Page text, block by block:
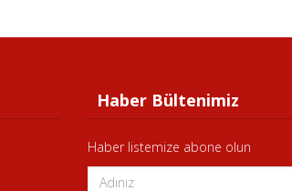
Haber Bültenimiz
Haber listemize abone olun